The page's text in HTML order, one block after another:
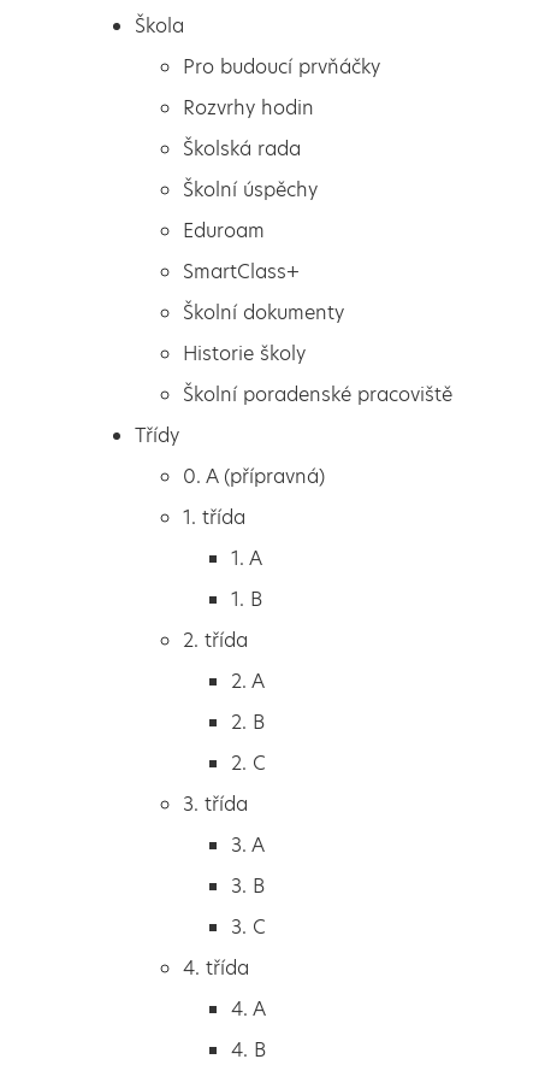
Pro budoucí prvňáčky
Rozvrhy hodin
Školská rada
Školní úspěchy
Eduroam
SmartClass+
Školní dokumenty
Historie školy
Školní poradenské pracoviště
0. A (přípravná)
1. B
2. C
3. C
Škola
Pro budoucí prvňáčky
Rozvrhy hodin
Školská rada
Školní úspěchy
Eduroam
SmartClass+
Školní dokumenty
Historie školy
Školní poradenské pracoviště
Třídy
0. A (přípravná)
1. třída
1. A
1. B
2. třída
2. A
2. B
2. C
3. třída
3. A
3. B
3. C
4. třída
4. A
4. B
Exkurze do Terezína
Exkurze do Terezína
Dnes třídy 9. A, 9. B a 9. D absolvovaly exkurzi do
pevnosti Terezín, která je v současné době památníkem
průběhu holocaustu na našem území.